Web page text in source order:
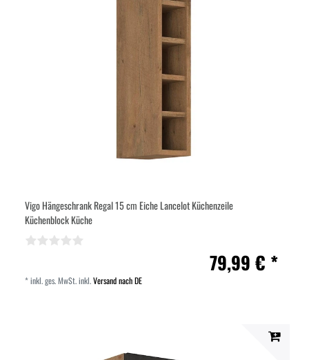
Vigo Hängeschrank Regal 15 cm Eiche Lancelot Küchenzeile
Küchenblock Küche
79,99 € *
*inkl. ges. MwSt.inkl.Versand nach DE